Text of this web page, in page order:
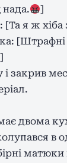
нада.
]
я ж
]
і закрив
двома
в